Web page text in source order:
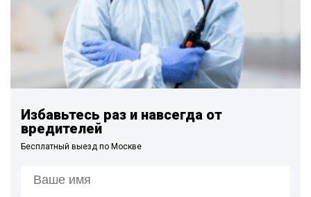
Избавьтесь раз и навсегда от
вредителей
Бесплатный выезд по Москве